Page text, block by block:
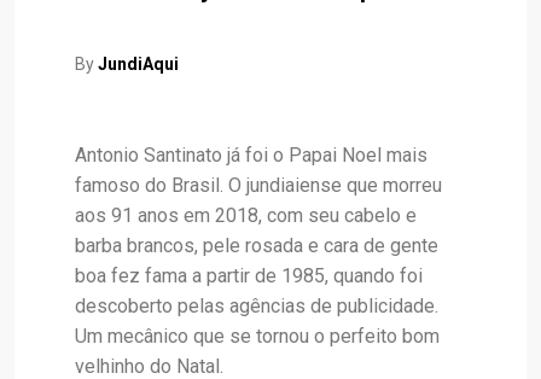
ByJundiAqui
Antonio Santinato já foi o Papai Noel mais
famoso do Brasil. O jundiaiense que morreu
aos 91 anos em 2018, com seu cabelo e
barba brancos, pele rosada e cara de gente
boa fez fama a partir de 1985, quando foi
descoberto pelas agências de publicidade.
Um mecânico que se tornou o perfeito bom
velhinho do Natal.